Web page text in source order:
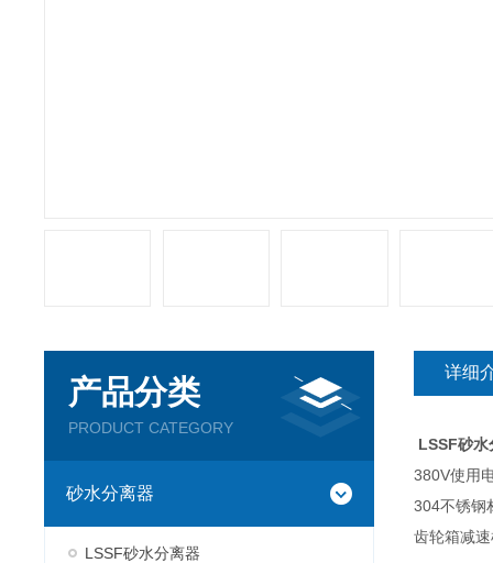
产品分类
PRODUCT CATEGORY
砂水分离器
LSSF砂水分离器
详细
LSSF砂水
380V使用
304不锈钢
齿轮箱减